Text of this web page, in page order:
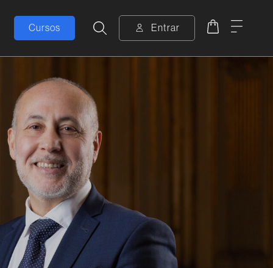
Cursos Buscar Entrar Carrito
Menú